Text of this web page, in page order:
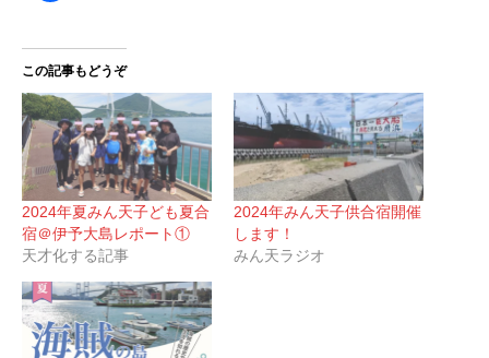
この記事もどうぞ
2024年夏みん天子ども夏合
宿＠伊予大島レポート①
天才化する記事
2024年みん天子供合宿開催
します！
みん天ラジオ